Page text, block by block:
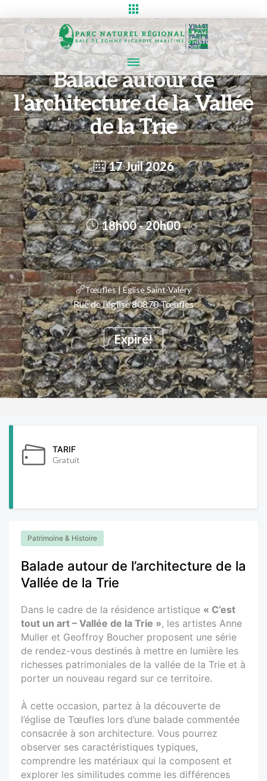
Balade autour de
l’architecture de la Vallée
de la Trie
17 Juil 2026
Expiré!
18h00 - 20h00
Tœufles | Église Saint-Valéry
Rue de l’église 80870 Tœufles
TARIF
Gratuit
Patrimoine & Histoire
Balade autour de l’architecture de la
Vallée de la Trie
Dans le cadre de la résidence artistique « C’est
tout un art – Vallée de la Trie », les artistes Anne
Muller et Geoffroy Boucher proposent une série
de rendez-vous destinés à mettre en lumière les
richesses patrimoniales de la vallée de la Trie et à
porter un nouveau regard sur ce territoire.
À cette occasion, partez à la découverte de
l’église de Tœufles lors d’une balade commentée
consacrée à son architecture. Vous pourrez
observer ses caractéristiques typiques,
comprendre les matériaux qui la composent et
explorer les similitudes comme les différences